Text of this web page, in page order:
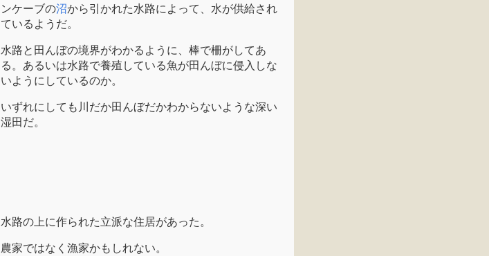
ンケーブの沼から引かれた水路によって、水が供給され
ているようだ。
水路と田んぼの境界がわかるように、棒で柵がしてあ
る。あるいは水路で養殖している魚が田んぼに侵入しな
いようにしているのか。
いずれにしても川だか田んぼだかわからないような深い
湿田だ。
水路の上に作られた立派な住居があった。
農家ではなく漁家かもしれない。